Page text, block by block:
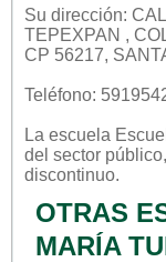
Su dirección:
TEPEXPAN ,
CP 56217,
Teléfono:
La escuela
del sector público
discontinuo.
OTRAS
MARÍA